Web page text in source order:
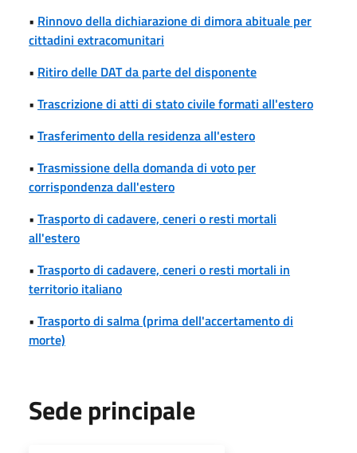
• Rinnovo della dichiarazione di dimora abituale per
cittadini extracomunitari
• Ritiro delle DAT da parte del disponente
• Trascrizione di atti di stato civile formati all'estero
• Trasferimento della residenza all'estero
• Trasmissione della domanda di voto per
corrispondenza dall'estero
• Trasporto di cadavere, ceneri o resti mortali
all'estero
• Trasporto di cadavere, ceneri o resti mortali in
territorio italiano
• Trasporto di salma (prima dell'accertamento di
morte)
Sede principale